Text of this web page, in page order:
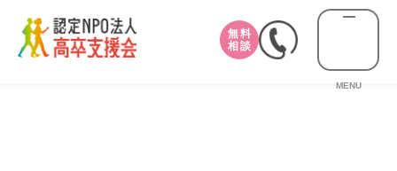
無料
相談
MENU